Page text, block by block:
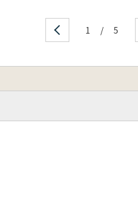
1 / 5